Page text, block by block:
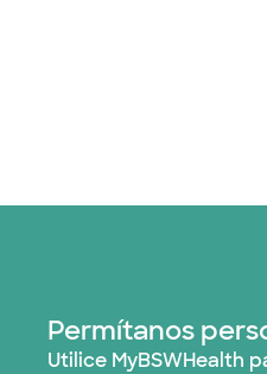
Permítanos
Utilice MyBSWHealth